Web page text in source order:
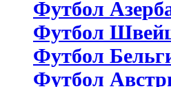
Футбол
Футбол
Футбол
Футбол